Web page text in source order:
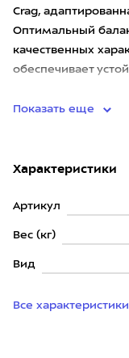
Crag,
Оптимальный
качественных
обеспечивает
Показать еще
Характеристики
Артикул
Вес (кг)
Вид
Все характеристики